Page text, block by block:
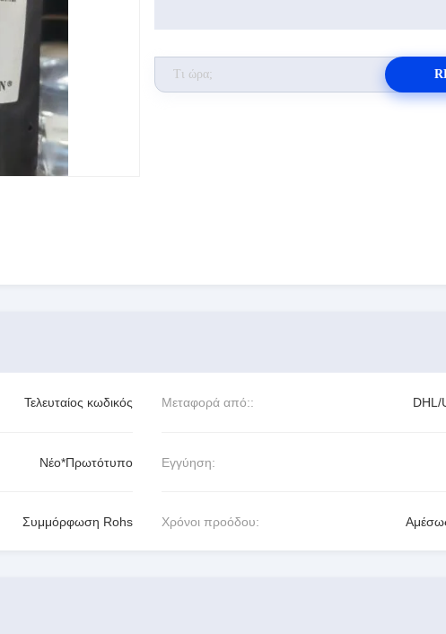
Τελευταίος κωδικός Μεταφορά από:: DHL/
Νέο*Πρωτότυπο Εγγύηση:
Συμμόρφωση Rohs Χρόνοι προόδου: